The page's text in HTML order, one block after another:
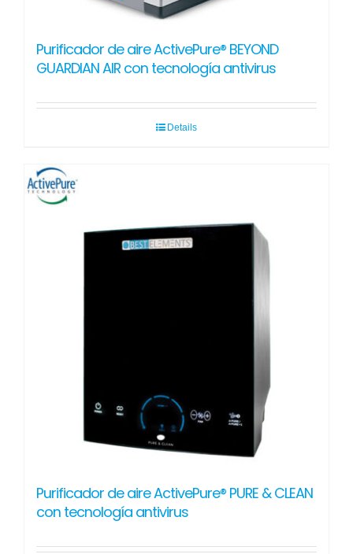
Purificador de aire ActivePure® BEYOND
GUARDIAN AIR con tecnología antivirus
Details
Purificador de aire ActivePure® PURE & CLEAN
con tecnología antivirus